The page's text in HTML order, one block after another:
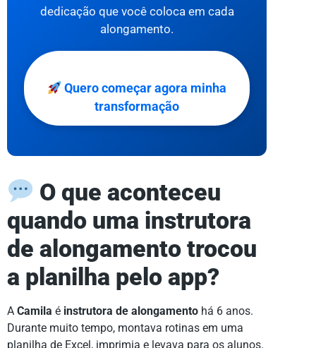
dedicação que você coloca em cada
alongamento.
Quero começar agora minha
transformação
O que aconteceu
quando uma instrutora
de alongamento trocou
a planilha pelo app?
A Camila é instrutora de alongamento há 6 anos.
Durante muito tempo, montava rotinas em uma
planilha de Excel, imprimia e levava para os alunos.